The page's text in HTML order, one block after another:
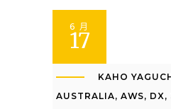
6 月
17
KAHO
AUSTRALIA, AWS, DX ,